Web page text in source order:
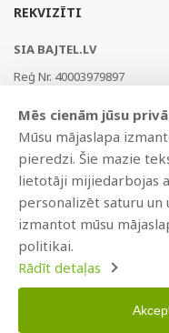
REKVIZĪTI
SIA BAJTEL.LV
Reģ Nr. 40003979897
AS Swedbank, HABALV22
LV53HABA0551019240274
Mēs cienām jūsu
Mūsu mājaslapa
pieredzi. Šie mazie
lietotāji mijiedarbojas
personalizēt saturu
izmantot mūsu
politikai.
Rādīt detaļas